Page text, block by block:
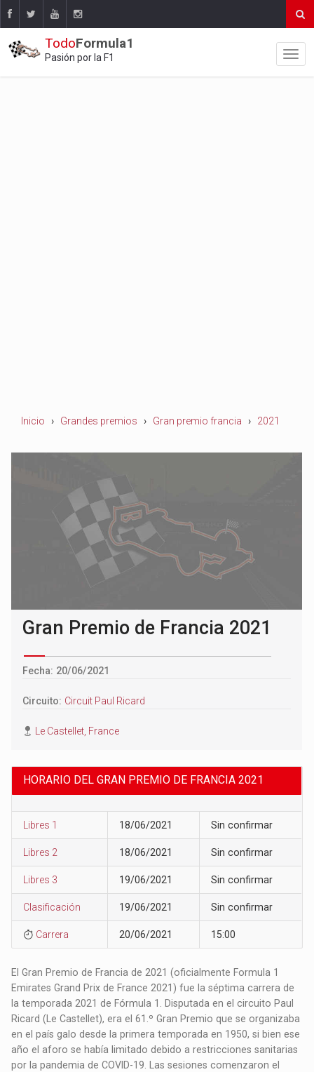
TodoFormula1
Pasión por la F1
Inicio Grandes premios Gran premio francia 2021
Gran Premio de Francia 2021
Fecha: 20/06/2021
Circuito: Circuit Paul Ricard
Le Castellet, France
HORARIO DEL GRAN PREMIO DE FRANCIA 2021
Libres 1 18/06/2021 Sin confirmar
Libres 2 18/06/2021 Sin confirmar
Libres 3 19/06/2021 Sin confirmar
Clasificación 19/06/2021 Sin confirmar
Carrera 20/06/2021 15:00
El Gran Premio de Francia de 2021 (oficialmente Formula 1
Emirates Grand Prix de France 2021) fue la séptima carrera de
la temporada 2021 de Fórmula 1. Disputada en el circuito Paul
Ricard (Le Castellet), era el 61.º Gran Premio que se organizaba
en el país galo desde la primera temporada en 1950, si bien ese
año el aforo se había limitado debido a restricciones sanitarias
por la pandemia de COVID-19. Las sesiones comenzaron el